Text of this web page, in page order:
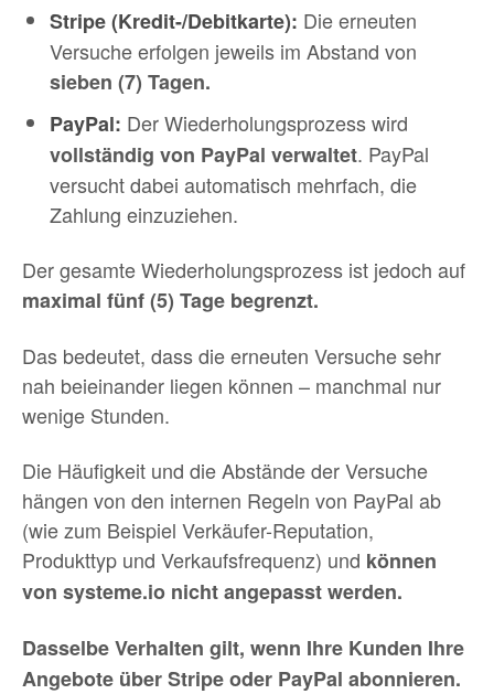
Stripe (Kredit-/Debitkarte): Die erneuten
Versuche erfolgen jeweils im Abstand von
sieben (7) Tagen.
PayPal: Der Wiederholungsprozess wird
vollständig von PayPal verwaltet. PayPal
versucht dabei automatisch mehrfach, die
Zahlung einzuziehen.
Der gesamte Wiederholungsprozess ist jedoch auf
maximal fünf (5) Tage begrenzt.
Das bedeutet, dass die erneuten Versuche sehr
nah beieinander liegen können – manchmal nur
wenige Stunden.
Die Häufigkeit und die Abstände der Versuche
hängen von den internen Regeln von PayPal ab
(wie zum Beispiel Verkäufer-Reputation,
Produkttyp und Verkaufsfrequenz) und können
von systeme.io nicht angepasst werden.
Dasselbe Verhalten gilt, wenn Ihre Kunden Ihre
Angebote über Stripe oder PayPal abonnieren.